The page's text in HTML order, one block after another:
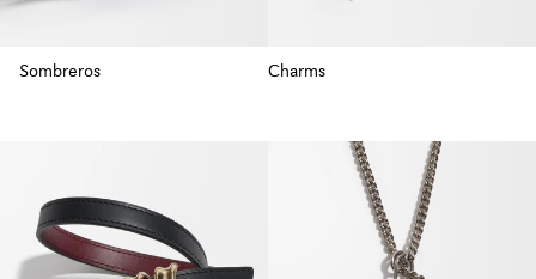
Sombreros Charms